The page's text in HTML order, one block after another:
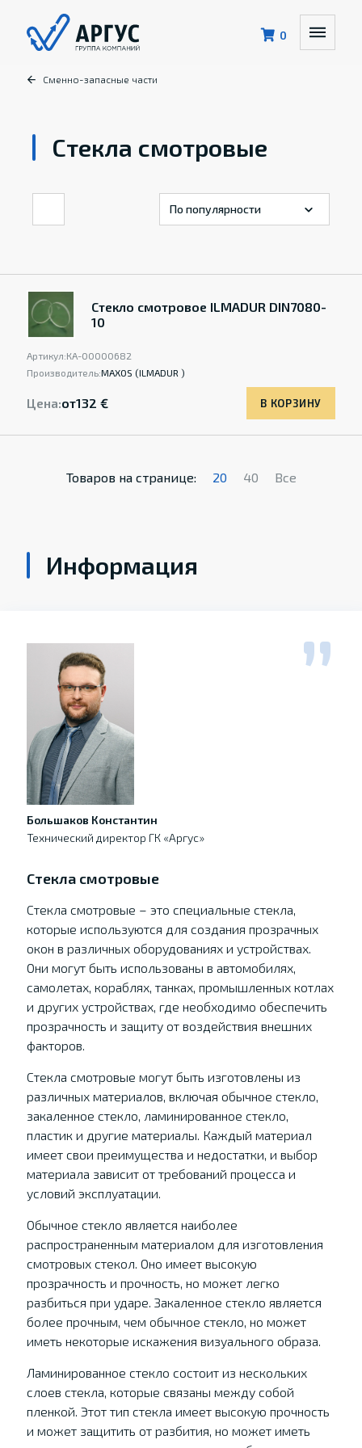
0
Сменно-запасные части
Стекла смотровые
Стекло смотровое ILMADUR DIN7080-
10
Артикул:КА-00000682
Производитель:MAXOS (ILMADUR )
Цена:от132 € В КОРЗИНУ
Товаров на странице: 20 40 Все
Информация
Большаков Константин
Технический директор ГК «Аргус»
Стекла смотровые
Стекла смотровые – это специальные стекла,
которые используются для создания прозрачных
окон в различных оборудованиях и устройствах.
Они могут быть использованы в автомобилях,
самолетах, кораблях, танках, промышленных котлах
и других устройствах, где необходимо обеспечить
прозрачность и защиту от воздействия внешних
факторов.
Стекла смотровые могут быть изготовлены из
различных материалов, включая обычное стекло,
закаленное стекло, ламинированное стекло,
пластик и другие материалы. Каждый материал
имеет свои преимущества и недостатки, и выбор
материала зависит от требований процесса и
условий эксплуатации.
Обычное стекло является наиболее
распространенным материалом для изготовления
смотровых стекол. Оно имеет высокую
прозрачность и прочность, но может легко
разбиться при ударе. Закаленное стекло является
более прочным, чем обычное стекло, но может
иметь некоторые искажения визуального образа.
Ламинированное стекло состоит из нескольких
слоев стекла, которые связаны между собой
пленкой. Этот тип стекла имеет высокую прочность
и может защитить от разбития, но может иметь